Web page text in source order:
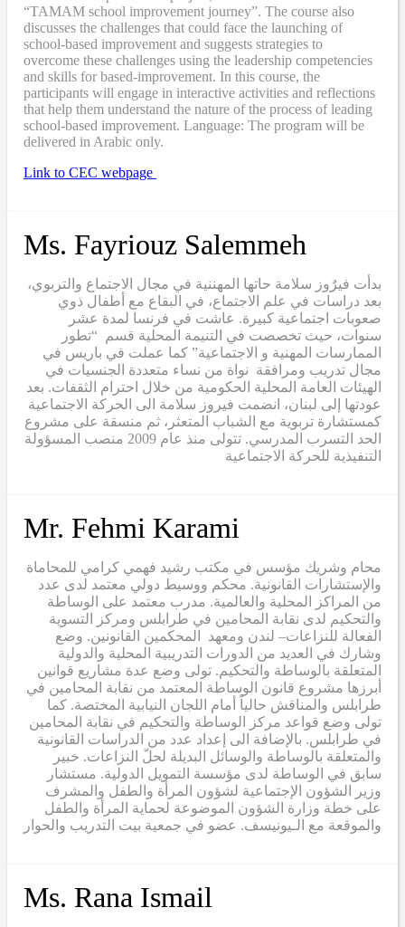
“TAMAM school improvement journey”. The course also
discusses the challenges that could face the launching of
school-based improvement and suggests strategies to
overcome these challenges using the leadership competencies
and skills for based-improvement. In this course, the
participants will engage in interactive activities and reflections
that help them understand the nature of the process of leading
school-based improvement. Language: The program will be
delivered in Arabic only.
Link to CEC webpage
Ms. Fayriouz Salemmeh
بدأت فيرٌوز سلامة حاتها المهننية في مجال الاجتماع والتربوي،
بعد دراسات في علم الاجتماع، في البقاع مع أطفال ذوي
صعوبات اجتماعية كبيرة. عاشت في فرنسا لمدة عشر
سنوات، حيث تخصصت في التنيمة المحلية قسم “تطور
الممارسات المهنية و الاجتماعية” كما عملت في باريس في
مجال تدريب ومرافقة نواة من نساء متعددة الجنسيات في
الهيئات العامة المحلية الحكومية من خلال احترام الثقفات. بعد
عودتها إلى لبنان، انضمت فيروز سلامة الى الحركة الاجتماعية
كمستشارة تربوية مع الشباب المتعثر، ثم منسقة على مشروع
الحد التسرب المدرسي. تتولى منذ عام 2009 منصب المسؤولة
التنفيذية للحركة الاجتماعية
Mr. Fehmi Karami
محام وشريك مؤسس في مكتب رشيد فهمي كرامي للمحاماة
والإستشارات القانونية. محكم ووسيط دولي معتمد لدى عدد
من المراكز المحلية والعالمية. مدرب معتمد على الوساطة
والتحكيم لدى نقابة المحامين في طرابلس ومركز التسوية
الفعالة للنزاعات– لندن ومعهد المحكمين القانونين. وضع
وشارك في العديد من الدورات التدريبية المحلية والدولية
المتعلقة بالوساطة والتحكيم. تولى وضع عدة مشاريع قوانين
أبرزها مشروع قانون الوساطة المعتمد من نقابة المحامين في
طرابلس والمناقش حالياً أمام اللجان النيابية المختصة. كما
تولى وضع قواعد مركز الوساطة والتحكيم في نقابة المحامين
في طرابلس. بالإضافة الى إعداد عدد من الدراسات القانونية
والمتعلقة بالوساطة والوسائل البديلة لحلّ النزاعات. خبير
سابق في الوساطة لدى مؤسسة التمويل الدولية. مستشار
وزير الشؤون الإجتماعية لشؤون المرأة والطفل والمشرف
على خطة وزارة الشؤون الموضوعة لحماية المرأة والطفل
والموقعة مع الـيونيسف. عضو في جمعية بيت التدريب والحوار
Ms. Rana Ismail